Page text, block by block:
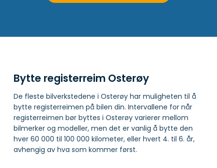
Bytte registerreim Osterøy
De fleste bilverkstedene i Osterøy har muligheten til å
bytte registerreimen på bilen din. Intervallene for når
registerreimen bør byttes i Osterøy varierer mellom
bilmerker og modeller, men det er vanlig å bytte den
hver 60 000 til 100 000 kilometer, eller hvert 4. til 6. år,
avhengig av hva som kommer først.